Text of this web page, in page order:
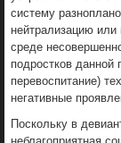
систему
нейтрализацию
среде
подростков данной
перевоспитание)
негативные
Поскольку в